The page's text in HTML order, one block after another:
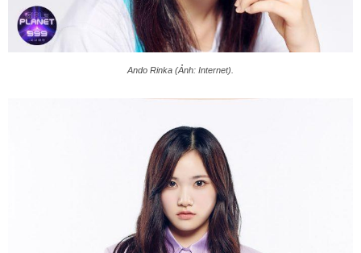
Ando Rinka (Ảnh: Internet).